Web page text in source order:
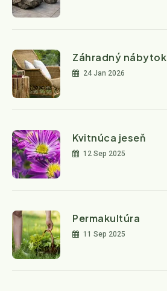
Záhradný nábytok
24 Jan 2026
Kvitnúca jeseň
12 Sep 2025
Permakultúra
11 Sep 2025